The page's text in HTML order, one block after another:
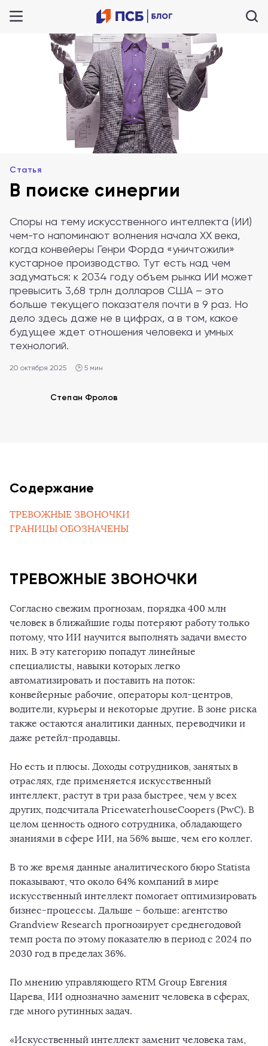
Статья
В поиске синергии
Споры на тему искусственного интеллекта (ИИ)
чем-то напоминают волнения начала XX века,
когда конвейеры Генри Форда «уничтожили»
кустарное производство. Тут есть над чем
задуматься: к 2034 году объем рынка ИИ может
превысить 3,68 трлн долларов США – это
больше текущего показателя почти в 9 раз. Но
дело здесь даже не в цифрах, а в том, какое
будущее ждет отношения человека и умных
технологий.
20 октября 2025 🕒 5 мин
Степан Фролов
Содержание
ТРЕВОЖНЫЕ ЗВОНОЧКИ
ГРАНИЦЫ ОБОЗНАЧЕНЫ
ТРЕВОЖНЫЕ ЗВОНОЧКИ
Согласно свежим прогнозам, порядка 400 млн
человек в ближайшие годы потеряют работу только
потому, что ИИ научится выполнять задачи вместо
них. В эту категорию попадут линейные
специалисты, навыки которых легко
автоматизировать и поставить на поток:
конвейерные рабочие, операторы кол-центров,
водители, курьеры и некоторые другие. В зоне риска
также остаются аналитики данных, переводчики и
даже ретейл-продавцы.
Но есть и плюсы. Доходы сотрудников, занятых в
отраслях, где применяется искусственный
интеллект, растут в три раза быстрее, чем у всех
других, подсчитала PricewaterhouseCoopers (PwC). В
целом ценность одного сотрудника, обладающего
знаниями в сфере ИИ, на 56% выше, чем его коллег.
В то же время данные аналитического бюро Statista
показывают, что около 64% компаний в мире
искусственный интеллект помогает оптимизировать
бизнес-процессы. Дальше – больше: агентство
Grandview Research прогнозирует среднегодовой
темп роста по этому показателю в период с 2024 по
2030 год в пределах 36%.
По мнению управляющего RTM Group Евгения
Царева, ИИ однозначно заменит человека в сферах,
где много рутинных задач.
«Искусственный интеллект заменит человека там,